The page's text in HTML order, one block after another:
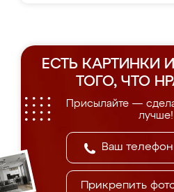
ЕСТЬ КАРТИНКИ
ТОГО, ЧТО
Присылайте —
лучше!
Прикрепить